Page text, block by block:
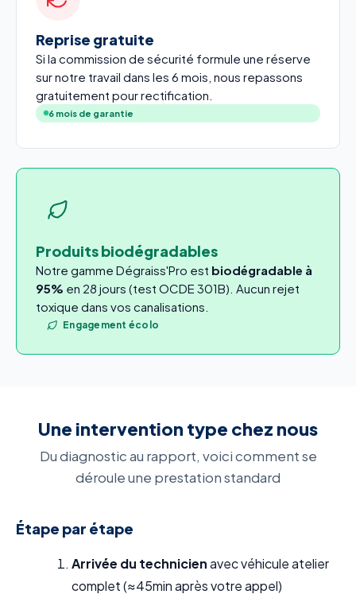
Reprise gratuite
Si la commission de sécurité formule une réserve
sur notre travail dans les 6 mois, nous repassons
gratuitement pour rectification.
6 mois de garantie
Produits biodégradables
Notre gamme Dégraiss'Pro est biodégradable à
95% en 28 jours (test OCDE 301B). Aucun rejet
toxique dans vos canalisations.
Engagement écolo
Une intervention type chez nous
Du diagnostic au rapport, voici comment se
déroule une prestation standard
Étape par étape
Arrivée du technicienavec véhicule atelier
complet (≈45min après votre appel)